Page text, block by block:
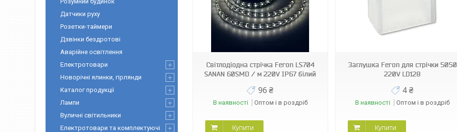
Світлодіодна стрічка Feron LS704
SANAN 60SMD / м 220V IP67 білий
96 ₴
В наявності Оптом і в роздріб
Купити
5462
Заглушка Feron для стрічки 5050
220V LD128
4 ₴
В наявності Оптом і в роздріб
Купити
Датчики руху
Розетки-таймери
Дзвінки бездротові
Аварійне освітлення
Електротовари
Новорічні ялинки, гірлянди
Каталог продукції
Лампи
Вуличні світильники
Електротовари та комплектуючі